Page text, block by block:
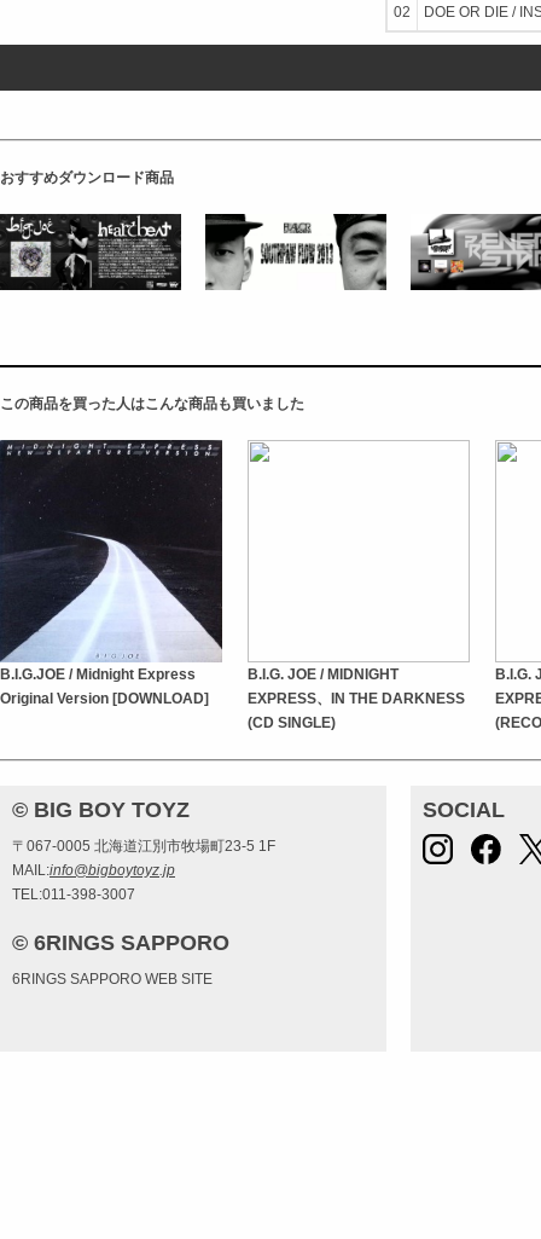
02 DOE OR DIE /
おすすめダウンロード商品
この商品を買った人はこんな商品も買いました
B.I.G.JOE / Midnight Express
Original Version [DOWNLOAD]
B.I.G. JOE / MIDNIGHT
EXPRESS、IN THE DARKNESS
(CD SINGLE)
B.I.G.
© BIG BOY TOYZ
〒067-0005 北海道江別市牧場町23-5 1F
MAIL:info@bigboytoyz.jp
TEL:011-398-3007
© 6RINGS SAPPORO
6RINGS SAPPORO WEB SITE
SOCIAL